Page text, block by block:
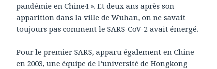
pandémie en Chine4 ». Et deux ans après son
apparition dans la ville de Wuhan, on ne savait
toujours pas comment le SARS-CoV-2 avait émergé.
Pour le premier SARS, apparu également en Chine
en 2003, une équipe de l’université de Hongkong